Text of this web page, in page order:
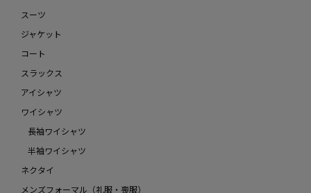
スーツ
ジャケット
コート
スラックス
アイシャツ
ワイシャツ
長袖ワイシャツ
半袖ワイシャツ
ネクタイ
メンズフォーマル（礼服・喪服）